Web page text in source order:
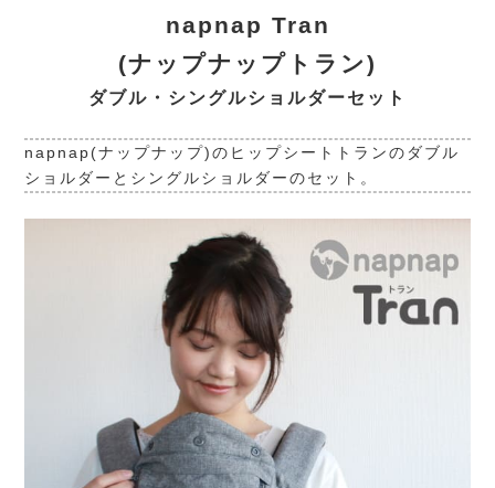
napnap Tran
(ナップナップトラン)
ダブル・シングルショルダーセット
napnap(ナップナップ)のヒップシートトランのダブル
ショルダーとシングルショルダーのセット。